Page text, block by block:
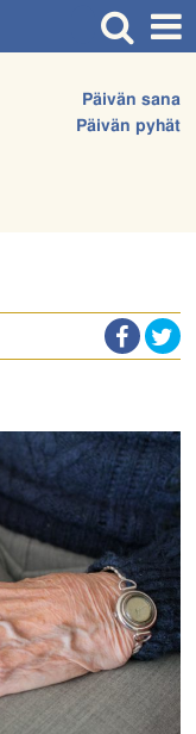
Päivän sana
Päivän pyhät